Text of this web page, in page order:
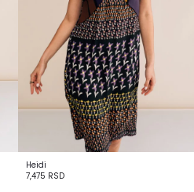
Heidi
7,475 RSD